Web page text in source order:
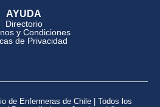
AYUDA
Directorio
y Condiciones
de Privacidad
de Enfermeras de Chile | Todos los